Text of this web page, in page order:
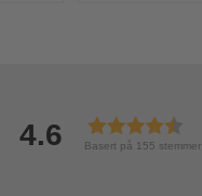
4.6 Basert på 155 stemmer